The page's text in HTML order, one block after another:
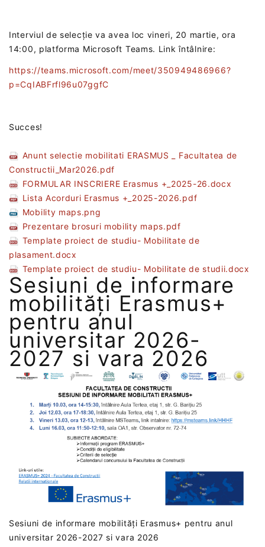
Interviul de selecție va avea loc vineri, 20 martie, ora
14:00, platforma Microsoft Teams.‎ Link întâlnire:
https://teams.microsoft.com/meet/350949486966?
p=CqIABFrfl96u07ggfC
Succes!
Anunt selectie mobilitati ERASMUS _ Facultatea de
Constructii_Mar2026.pdf
FORMULAR INSCRIERE Erasmus +_2025-26.docx
Lista Acorduri Erasmus +_2025-2026.pdf
Mobility maps.png
Prezentare brosuri mobility maps.pdf
Template proiect de studiu- Mobilitate de
plasament.docx
Template proiect de studiu- Mobilitate de studii.docx
Sesiuni de informare
mobilități Erasmus+
pentru anul
universitar 2026-
2027 si vara 2026
Sesiuni de informare mobilități Erasmus+ pentru anul
universitar 2026-2027 si vara 2026